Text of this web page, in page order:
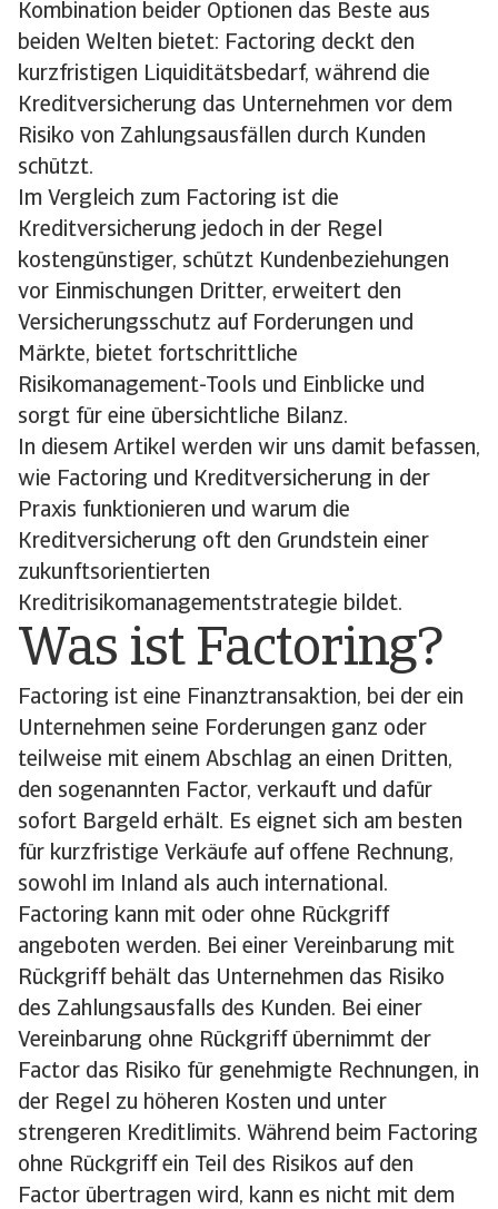
Kombination beider Optionen das Beste aus
beiden Welten bietet: Factoring deckt den
kurzfristigen Liquiditätsbedarf, während die
Kreditversicherung das Unternehmen vor dem
Risiko von Zahlungsausfällen durch Kunden
schützt.
Im Vergleich zum Factoring ist die
Kreditversicherung jedoch in der Regel
kostengünstiger, schützt Kundenbeziehungen
vor Einmischungen Dritter, erweitert den
Versicherungsschutz auf Forderungen und
Märkte, bietet fortschrittliche
Risikomanagement-Tools und Einblicke und
sorgt für eine übersichtliche Bilanz.
In diesem Artikel werden wir uns damit befassen,
wie Factoring und Kreditversicherung in der
Praxis funktionieren und warum die
Kreditversicherung oft den Grundstein einer
zukunftsorientierten
Kreditrisikomanagementstrategie bildet.
Was ist Factoring?
Factoring ist eine Finanztransaktion, bei der ein
Unternehmen seine Forderungen ganz oder
teilweise mit einem Abschlag an einen Dritten,
den sogenannten Factor, verkauft und dafür
sofort Bargeld erhält. Es eignet sich am besten
für kurzfristige Verkäufe auf offene Rechnung,
sowohl im Inland als auch international.
Factoring kann mit oder ohne Rückgriff
angeboten werden. Bei einer Vereinbarung mit
Rückgriff behält das Unternehmen das Risiko
des Zahlungsausfalls des Kunden. Bei einer
Vereinbarung ohne Rückgriff übernimmt der
Factor das Risiko für genehmigte Rechnungen, in
der Regel zu höheren Kosten und unter
strengeren Kreditlimits. Während beim Factoring
ohne Rückgriff ein Teil des Risikos auf den
Factor übertragen wird, kann es nicht mit dem